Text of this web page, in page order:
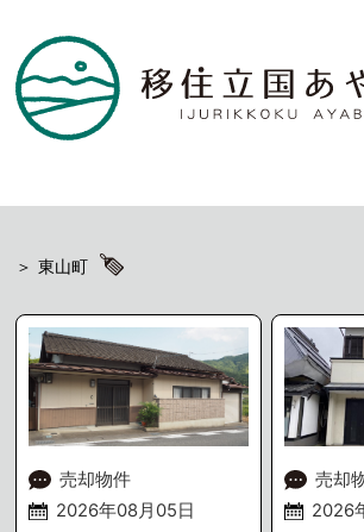
東山町
売却物件
2026年08月05日
売却
2026